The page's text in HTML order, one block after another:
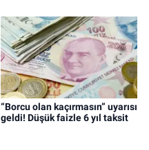
“Borcu olan kaçırmasın” uyarısı
geldi! Düşük faizle 6 yıl taksit